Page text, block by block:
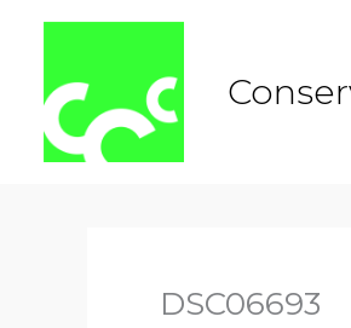
DSC06693